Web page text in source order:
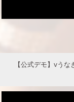
【公式デモ】vう